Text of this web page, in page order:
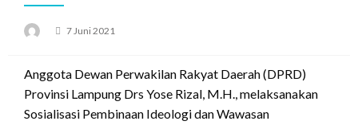
Posted
7 Juni 2021
Anggota Dewan Perwakilan Rakyat Daerah (DPRD)
Provinsi Lampung Drs Yose Rizal, M.H., melaksanakan
Sosialisasi Pembinaan Ideologi dan Wawasan